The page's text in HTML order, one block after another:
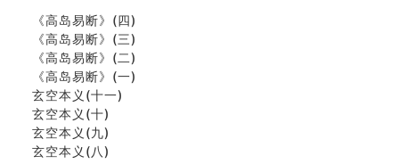
玄空本义(十一)
家居常見風水形煞及化解方法 (三)
天要下雨娘要嫁人
预测开店怎么样
口相與命運
六爻測住宅風水 (五)
一篇文章解答八字命理所有困惑
汽车风水
二0
(马)
二0
二
六
(马)
二○
二
六
(马)
二○
《高岛易断》(四)
《高岛易断》(三)
《高岛易断》(二)
《高岛易断》(一)
玄空本义(十一)
玄空本义(十)
玄空本义(九)
玄空本义(八)